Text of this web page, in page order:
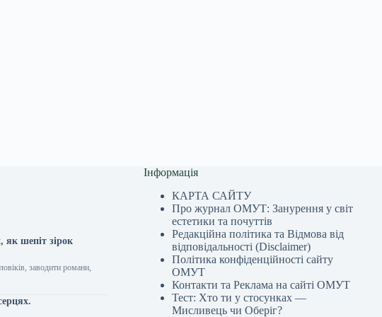
як шепіт зірок
заводити романи,
Інформація
КАРТА САЙТУ
Про журнал ОМУТ: Занурення у світ
естетики та почуттів
Редакційна політика та Відмова від
відповідальності (Disclaimer)
Політика конфіденційності сайту
ОМУТ
Контакти та Реклама на сайті ОМУТ
Тест: Хто ти у стосунках —
Мисливець чи Оберіг?